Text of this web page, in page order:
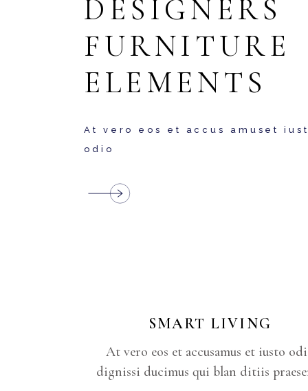
DESIGNERS
FURNITURE
ELEMENTS
At vero eos et accus amuset
odio
SMART LIVING
At vero eos et accusamus et iusto
dignissi ducimus qui blan ditiis